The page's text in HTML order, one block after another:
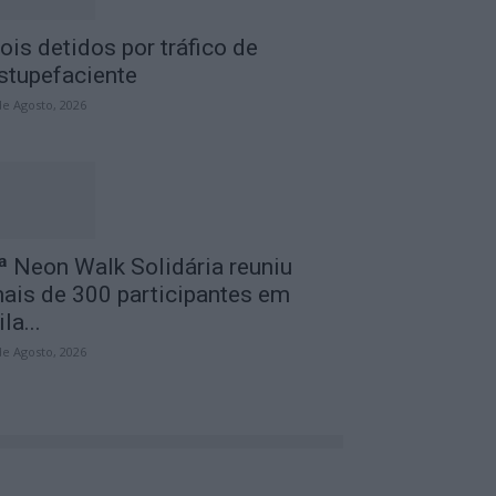
detidos por tráfico de
Agosto, 2026
Neon Walk Solidária reuniu
de 300 participantes em
Agosto, 2026